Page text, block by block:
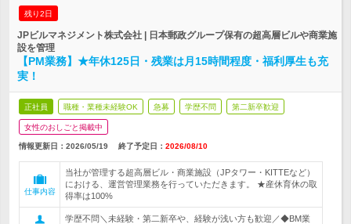
残り2日
JPビルマネジメント株式会社 | 日本郵政グループ保有の超高層ビルや商業施
設を管理
【PM業務】★年休125日・残業は月15時間程度・福利厚生も充
実！
正社員 職種・業種未経験OK 急募 学歴不問 第二新卒歓迎
女性のおしごと掲載中
情報更新日：2026/05/19 終了予定日： 2026/08/10
仕事内容
当社が管理する超高層ビル・商業施設（JPタワー・KITTEなど）
における、運営管理業務を行っていただきます。 ★産休育休の取
得率は100%
学歴不問＼未経験・第二新卒や、経験が浅い方も歓迎／◆BM業